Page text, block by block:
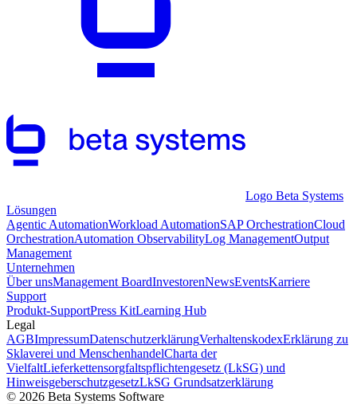
Logo Beta Systems
Lösungen
Agentic AutomationWorkload AutomationSAP OrchestrationCloud
OrchestrationAutomation ObservabilityLog ManagementOutput
Management
Unternehmen
Über unsManagement BoardInvestorenNewsEventsKarriere
Support
Produkt-SupportPress KitLearning Hub
Legal
AGBImpressumDatenschutzerklärungVerhaltenskodexErklärung zu
Sklaverei und MenschenhandelCharta der
VielfaltLieferkettensorgfaltspflichtengesetz (LkSG) und
HinweisgeberschutzgesetzLkSG Grundsatzerklärung
© 2026 Beta Systems Software